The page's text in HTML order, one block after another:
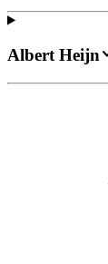
Albert Heijn